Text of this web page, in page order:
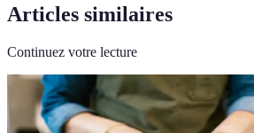
Articles similaires
Continuez votre lecture